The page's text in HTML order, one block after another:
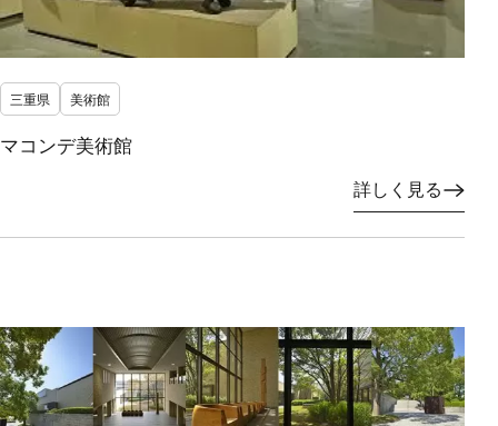
三重県 美術館
マコンデ美術館
詳しく見る